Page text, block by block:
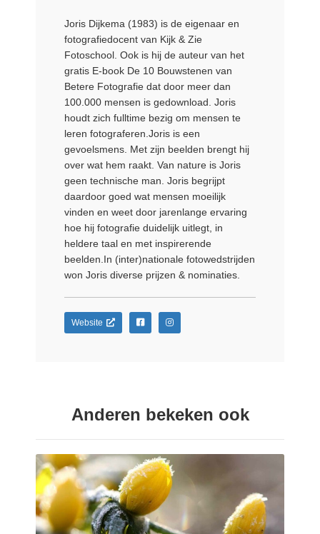
Joris Dijkema (1983) is de eigenaar en
fotografiedocent van Kijk & Zie
Fotoschool. Ook is hij de auteur van het
gratis E-book De 10 Bouwstenen van
Betere Fotografie dat door meer dan
100.000 mensen is gedownload. Joris
houdt zich fulltime bezig om mensen te
leren fotograferen.Joris is een
gevoelsmens. Met zijn beelden brengt hij
over wat hem raakt. Van nature is Joris
geen technische man. Joris begrijpt
daardoor goed wat mensen moeilijk
vinden en weet door jarenlange ervaring
hoe hij fotografie duidelijk uitlegt, in
heldere taal en met inspirerende
beelden.In (inter)nationale fotowedstrijden
won Joris diverse prijzen & nominaties.
Website
Anderen bekeken ook